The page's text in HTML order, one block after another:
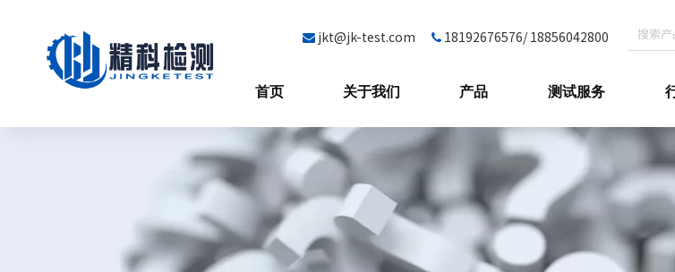
 jkt@jk-test.com 18192676576/ 18856042800
首页 关于我们 产品 测试服务